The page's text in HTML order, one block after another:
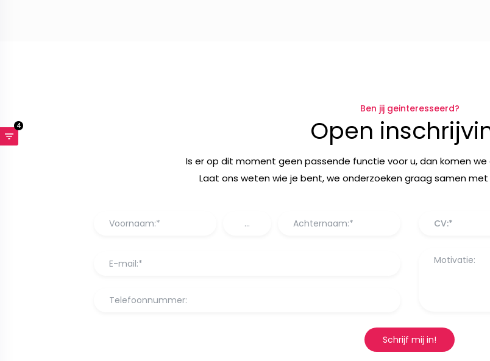
4
Ben jij geinteresseerd?
Open
Is er op dit moment geen passende functie voor u, dan komen
Laat ons weten wie je bent, we onderzoeken graag samen
CV:*
Schrijf mij in!